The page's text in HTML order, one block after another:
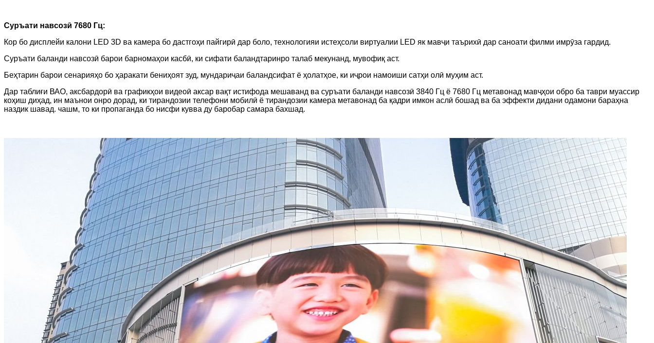
Суръати навсозӣ 7680 Гц:
Кор бо дисплейи калони LED 3D ва камера бо дастгоҳи пайгирӣ дар боло, технологияи истеҳсоли виртуалии LED як мавҷи таърихӣ дар саноати филми имрӯза гардид.
Суръати баланди навсозӣ барои барномаҳои касбӣ, ки сифати баландтаринро талаб мекунанд, мувофиқ аст.
Беҳтарин барои сенарияҳо бо ҳаракати бениҳоят зуд, мундариҷаи баландсифат ё ҳолатҳое, ки иҷрои намоиши сатҳи олӣ муҳим аст.
Дар таблиғи ВАО, аксбардорӣ ва графикҳои видеоӣ аксар вақт истифода мешаванд ва суръати баланди навсозӣ 3840 Гц ё 7680 Гц метавонад мавҷҳои обро ба таври муассир
коҳиш диҳад, ин маънои онро дорад, ки тирандозии телефони мобилӣ ё тирандозии камера метавонад ба қадри имкон аслӣ бошад ва ба эффекти дидани одамони бараҳна
наздик шавад. чашм, то ки пропаганда бо нисфи кувва ду баробар самара бахшад.